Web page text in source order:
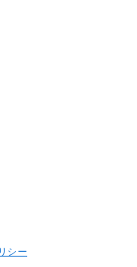
シー